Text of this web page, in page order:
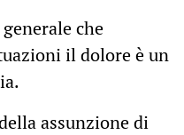
che
il dolore è un
assunzione di